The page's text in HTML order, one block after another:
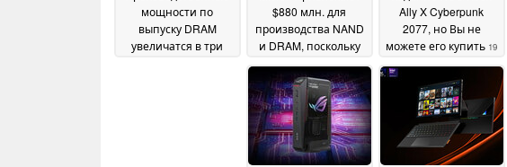
мощности по
выпуску DRAM
увеличатся в три
$880 млн. для
производства NAND
и DRAM, поскольку
дефицит21 May 2026
Ally X Cyberpunk
2077, но Вы не
можете его купить 19
May 2026